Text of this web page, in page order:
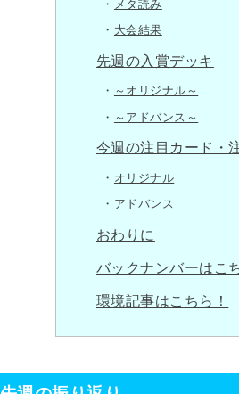
メタ読み
大会結果
先週の入賞デッキ
～オリジナル～
～アドバンス～
今週の注目カード・
オリジナル
アドバンス
おわりに
バックナンバーはこ
環境記事はこちら！